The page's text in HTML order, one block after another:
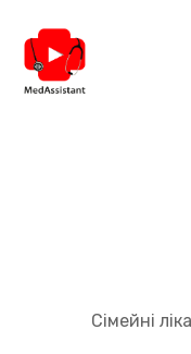
Сімейні